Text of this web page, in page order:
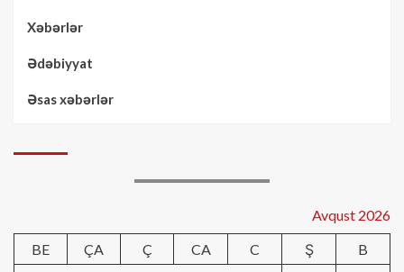
Xəbərlər
Ədəbiyyat
Əsas xəbərlər
Avqust 2026
BE
ÇA Ç CA C Ş
B